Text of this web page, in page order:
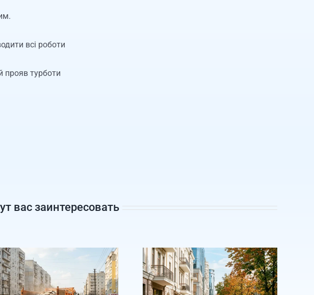
всі роботи
прояв турботи
вас заинтересовать